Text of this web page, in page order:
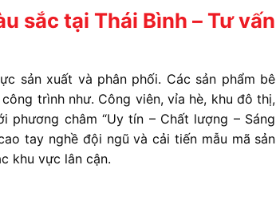
sắc tại Thái Bình – Tư vấn
sản xuất và phân phối. Các sản phẩm bê
công trình như. Công viên, vỉa hè, khu đôthị,
phương châm “Uytín – Chất lượng – Sáng
tay nghề đội ngũvàcải tiến mẫu mã sản
khu vực lân cận.